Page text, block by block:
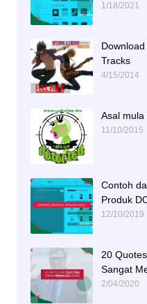
1/18/2021
Tracks
4/15/2014
Asal mula
11/10/2015
Contoh
Produk
12/10/2019
20
Sangat
2/04/2020